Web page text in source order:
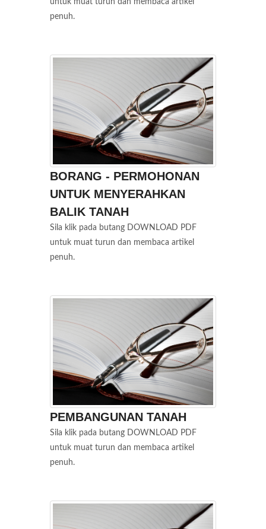
untuk muat turun dan membaca artikel
penuh.
BORANG - PERMOHONAN
UNTUK MENYERAHKAN
BALIK TANAH
Sila klik pada butang DOWNLOAD PDF
untuk muat turun dan membaca artikel
penuh.
PEMBANGUNAN TANAH
Sila klik pada butang DOWNLOAD PDF
untuk muat turun dan membaca artikel
penuh.